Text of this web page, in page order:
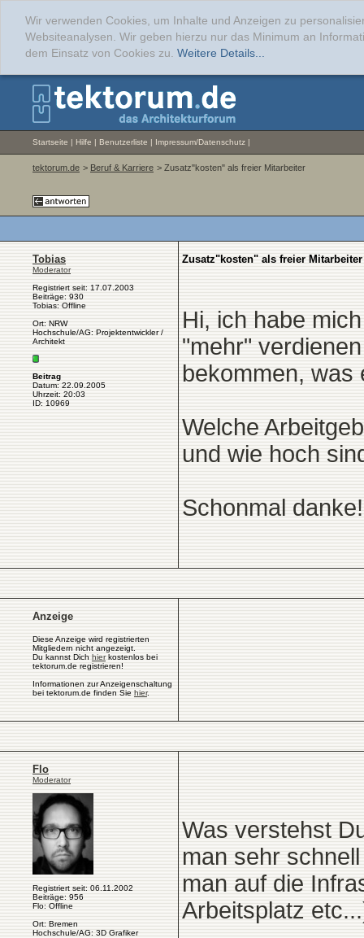
Wir verwenden Cookies, um Inhalte und Anzeigen zu
Websiteanalysen. Wir geben hierzu nur das Minimum an
dem Einsatz von Cookies zu. Weitere Details...
Startseite | Hilfe | Benutzerliste | Impressum/Datenschutz |
tektorum.de > Beruf & Karriere > Zusatz"kosten" als freier Mitarbeiter
Tobias
Moderator
Registriert seit: 17.07.2003
Beiträge: 930
Tobias: Offline
Ort: NRW
Hochschule/AG: Projektentwickler /
Architekt
Beitrag
Datum: 22.09.2005
Uhrzeit: 20:03
ID: 10969
Zusatz"kosten" als freier Mitarbeiter
Hi, ich habe
"mehr"
bekommen, was
Welche
und wie hoch
Schonmal
Anzeige
Diese Anzeige wird registrierten
Mitgliedern nicht angezeigt.
Du kannst Dich hierkostenlos bei
tektorum.de registrieren!
Informationen zur Anzeigenschaltung
bei tektorum.de finden Sie hier.
Flo
Moderator
Registriert seit: 06.11.2002
Beiträge: 956
Flo: Offline
Ort: Bremen
Hochschule/AG: 3D Grafiker
Was verstehst
man sehr
man auf die
Arbeitsplatz